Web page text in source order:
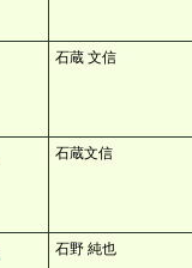
石蔵 文信
石蔵文信
石野 純也